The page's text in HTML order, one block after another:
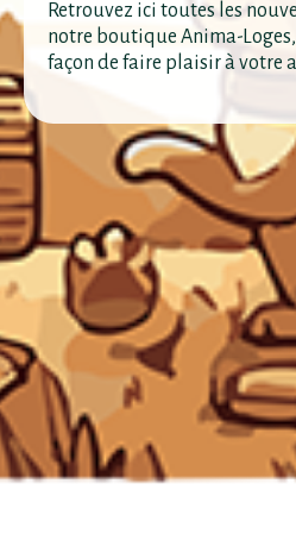
Retrouvez ici toutes les
notre boutique Anima-
façon de faire plaisir à votre